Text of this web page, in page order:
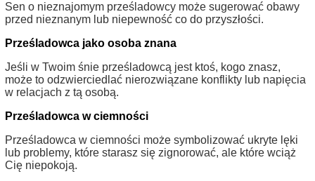
Sen o nieznajomym prześladowcy może sugerować obawy
przed nieznanym lub niepewność co do przyszłości.
Prześladowca jako osoba znana
Jeśli w Twoim śnie prześladowcą jest ktoś, kogo znasz,
może to odzwierciedlać nierozwiązane konflikty lub napięcia
w relacjach z tą osobą.
Prześladowca w ciemności
Prześladowca w ciemności może symbolizować ukryte lęki
lub problemy, które starasz się zignorować, ale które wciąż
Cię niepokoją.